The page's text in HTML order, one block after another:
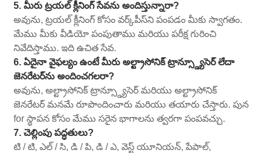
5. మీరు ట్రయల్ క్లీనింగ్ సేవను అందిస్తున్నారా?
అవును, ట్రయల్ క్లీనింగ్ కోసం వర్క్‌పీస్‌ని పంపడం మీకు స్వాగతం.
మేము మీకు వీడియో పంపుతాము మరియు పరీక్ష గురించి
నివేదిస్తాము. ఇది ఉచిత సేవ.
6. ఏదైనా వైఫల్యం ఉంటే మీరు అల్ట్రాసోనిక్ ట్రాన్స్డ్యూసెర్ లేదా
జెనరేటర్‌ను అందించగలరా?
అవును, అల్ట్రాసోనిక్ ట్రాన్స్డ్యూసెర్ మరియు అల్ట్రాసోనిక్
జెనరేటర్ మనమే రూపొందించారు మరియు తయారు చేస్తారు. పున
for స్థాపన కోసం మేము సరైన భాగాలను త్వరగా పంపవచ్చు.
7. చెల్లింపు పద్ధతులు?
టి / టి, ఎల్ / సి, డి / పి, డి / ఎ, వెస్ట్ యూనియన్, పేపాల్,